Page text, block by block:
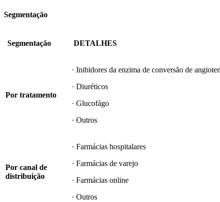
Segmentação
Segmentação DETALHES
Por tratamento
· Inibidores da enzima de conversão de
· Diuréticos
· Glucofágo
· Outros
Por canal de
distribuição
· Farmácias hospitalares
· Farmácias de varejo
· Farmácias online
· Outros